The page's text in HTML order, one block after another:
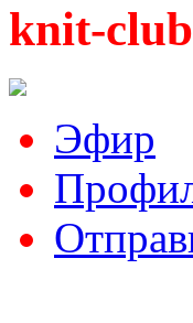
knit-
Эфир